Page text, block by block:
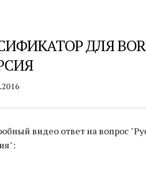
ДЛЯ
видео ответ на вопрос